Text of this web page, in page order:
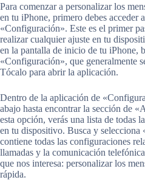
Para comenzar a personalizar los
en tu iPhone, primero debes acceder
«Configuración». Este es el primer
realizar cualquier ajuste en tu
en la pantalla de inicio de tu iPhone,
«Configuración», que generalmente
Tócalo para abrir la aplicación.
Dentro de la aplicación de
abajo hasta encontrar la sección de
esta opción, verás una lista de todas
en tu dispositivo. Busca y selecciona
contiene todas las configuraciones
llamadas y la comunicación
que nos interesa: personalizar los
rápida.